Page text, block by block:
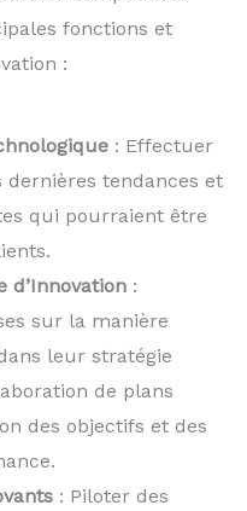
fonctions et
:
: Effectuer
tendances et
qui pourraient être
d’Innovation :
sur la manière
leur stratégie
de plans
des objectifs et des
: Piloter des